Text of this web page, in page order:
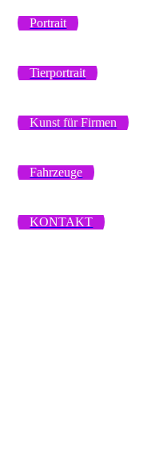
Portrait
Tierportrait
Kunst für Firmen
Fahrzeuge
KONTAKT